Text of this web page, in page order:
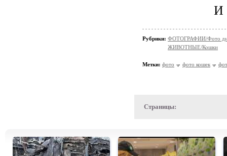
И
Рубрики: ФОТОГРАФИИ/Фото
ЖИВОТНЫЕ/Кошки
Метки: фото фото кошек
Страницы: